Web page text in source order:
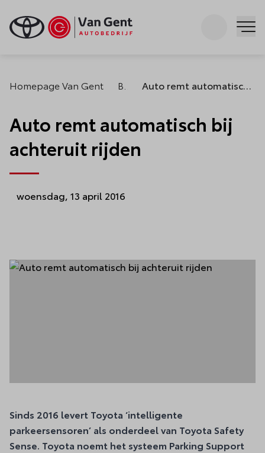
Zoeken
Homepage Van Gent Auto remt automatisch bij achteruit rijden
Auto remt automatisch bij
achteruit rijden
woensdag, 13 april 2016
Sinds 2016 levert Toyota ‘intelligente
parkeersensoren’ als onderdeel van Toyota Safety
Sense. Toyota noemt het systeem Parking Support